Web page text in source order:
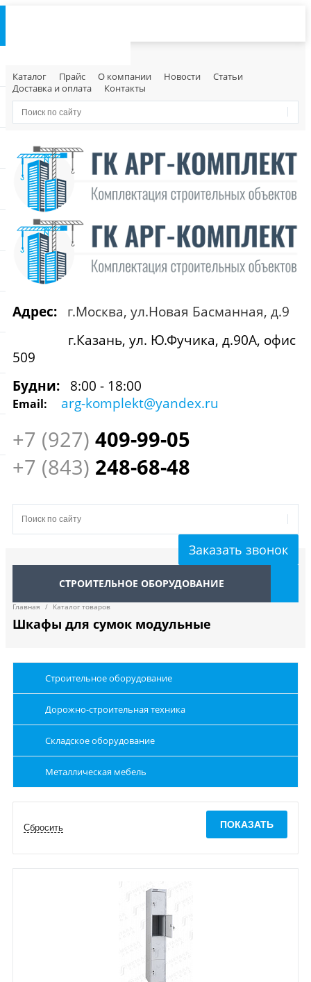
Каталог Прайс О компании Новости
Статьи
Доставка и оплата
Контакты
Адрес:
г.Москва, ул.Новая Басманная, д.9
г.Казань, ул. Ю.Фучика, д.90А, офис
509
Будни:
8:00 - 18:00
Email: arg-komplekt@yandex.ru
+7 (927) 409-99-05
+7 (843) 248-68-48
Заказать звонок
СТРОИТЕЛЬНОЕ ОБОРУДОВАНИЕ
Главная / Каталог товаров
Шкафы для сумок модульные
Строительное оборудование
Дорожно-строительная техника
Складское оборудование
Металлическая мебель